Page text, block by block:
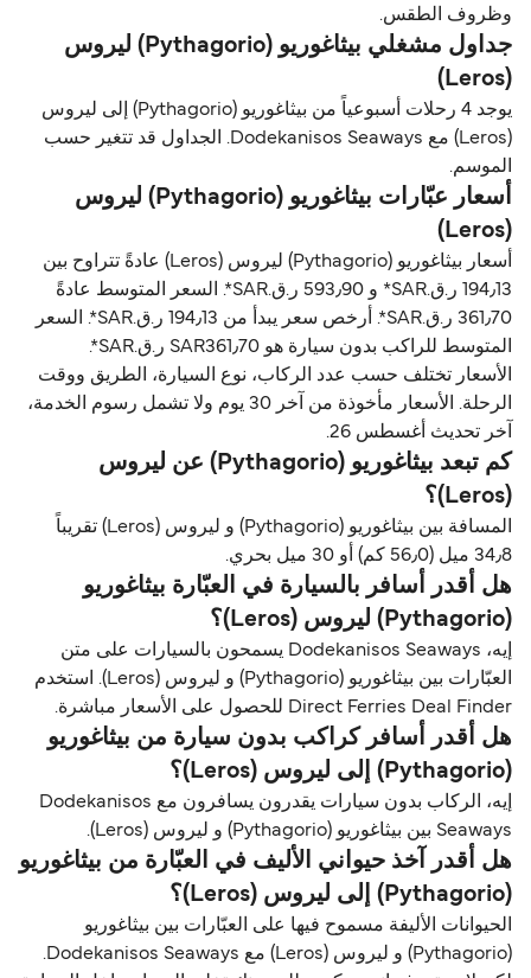
وظروف الطقس.
جداول مشغلي بيثاغوريو (Pythagorio) ليروس
(Leros)
يوجد 4 رحلات أسبوعياً من بيثاغوريو (Pythagorio) إلى ليروس
(Leros) مع Dodekanisos Seaways. الجداول قد تتغير حسب
الموسم.
أسعار عبّارات بيثاغوريو (Pythagorio) ليروس
(Leros)
أسعار بيثاغوريو (Pythagorio) ليروس (Leros) عادةً تتراوح بين
194٫13 ر.ق.‏SAR* و 593٫90 ر.ق.‏SAR*. السعر المتوسط عادةً
361٫70 ر.ق.‏SAR*. أرخص سعر يبدأ من 194٫13 ر.ق.‏SAR*. السعر
المتوسط للراكب بدون سيارة هو SAR361٫70 ر.ق.‏SAR*.
الأسعار تختلف حسب عدد الركاب، نوع السيارة، الطريق ووقت
الرحلة. الأسعار مأخوذة من آخر 30 يوم ولا تشمل رسوم الخدمة،
آخر تحديث أغسطس 26.
كم تبعد بيثاغوريو (Pythagorio) عن ليروس
(Leros)؟
المسافة بين بيثاغوريو (Pythagorio) و ليروس (Leros) تقريباً
34٫8 ميل (56٫0 كم) أو 30 ميل بحري.
هل أقدر أسافر بالسيارة في العبّارة بيثاغوريو
(Pythagorio) ليروس (Leros)؟
إيه، Dodekanisos Seaways يسمحون بالسيارات على متن
العبّارات بين بيثاغوريو (Pythagorio) و ليروس (Leros). استخدم
Direct Ferries Deal Finder للحصول على الأسعار مباشرة.
هل أقدر أسافر كراكب بدون سيارة من بيثاغوريو
(Pythagorio) إلى ليروس (Leros)؟
إيه، الركاب بدون سيارات يقدرون يسافرون مع Dodekanisos
Seaways بين بيثاغوريو (Pythagorio) و ليروس (Leros).
هل أقدر آخذ حيواني الأليف في العبّارة من بيثاغوريو
(Pythagorio) إلى ليروس (Leros)؟
الحيوانات الأليفة مسموح فيها على العبّارات بين بيثاغوريو
(Pythagorio) و ليروس (Leros) مع Dodekanisos Seaways.